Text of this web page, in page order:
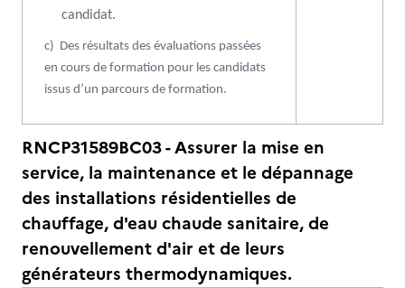
candidat.
c) Des résultats des évaluations passées
en cours de formation pour les candidats
issus d’un parcours de formation.
RNCP31589BC03 - Assurer la mise en
service, la maintenance et le dépannage
des installations résidentielles de
chauffage, d'eau chaude sanitaire, de
renouvellement d'air et de leurs
générateurs thermodynamiques.